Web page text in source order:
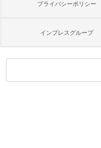
プライバシーポリシー
インプレスグループ